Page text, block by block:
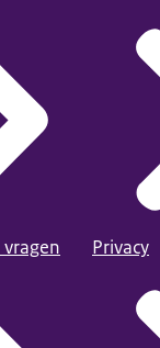
Privacy